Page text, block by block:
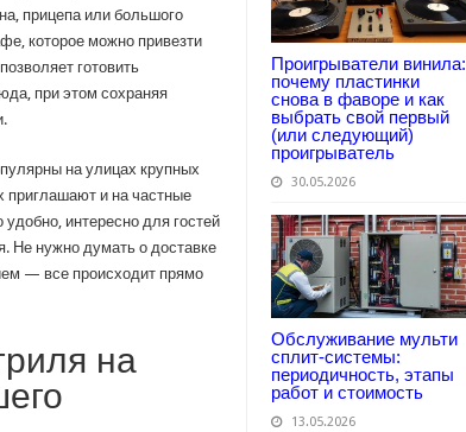
Проигрыватели винила:
почему пластинки
снова в фаворе и как
выбрать свой первый
(или следующий)
проигрыватель
30.05.2026
Обслуживание мульти
сплит-системы:
периодичность, этапы
работ и стоимость
13.05.2026
прицепа или большого
которое можно привезти
готовить
при этом сохраняя
на улицах крупных
приглашают и на частные
интересно для гостей
Не нужно думать о доставке
— все происходит прямо
на